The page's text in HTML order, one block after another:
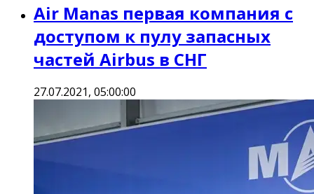
Air Manas первая компания с
доступом к пулу запасных
частей Airbus в СНГ
27.07.2021, 05:00:00